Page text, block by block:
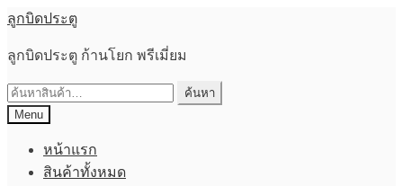
Skip
to
navigation
Skip
to
content
ลูกบิดประตู
ลูกบิดประตู ก้านโยก พรีเมี่ยม
ค้นหา:
ค้นหา
Menu
หน้าแรก
สินค้าทั้งหมด